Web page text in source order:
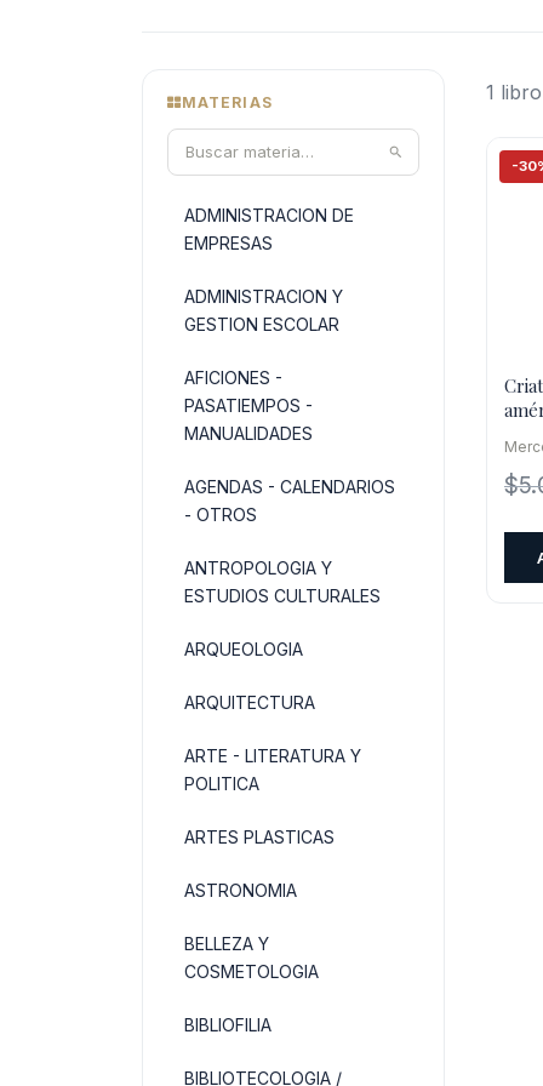
MATERIAS
ADMINISTRACION DE
EMPRESAS
ADMINISTRACION Y
GESTION ESCOLAR
AFICIONES -
PASATIEMPOS -
MANUALIDADES
AGENDAS - CALENDARIOS
- OTROS
ANTROPOLOGIA Y
ESTUDIOS CULTURALES
ARQUEOLOGIA
ARQUITECTURA
ARTE - LITERATURA Y
POLITICA
ARTES PLASTICAS
ASTRONOMIA
BELLEZA Y
COSMETOLOGIA
BIBLIOFILIA
BIBLIOTECOLOGIA /
1 libro
-
$